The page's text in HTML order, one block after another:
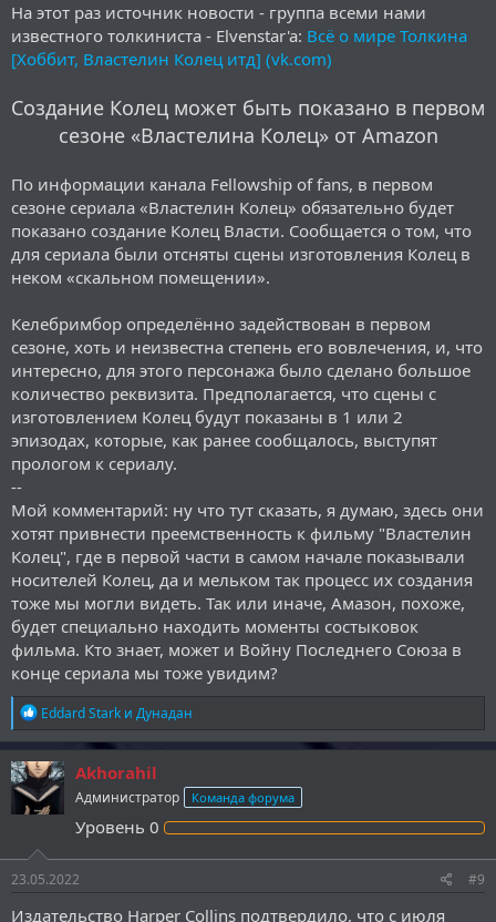
На этот раз источник новости - группа всеми нами
известного толкиниста - Elvenstar'a: Всё о мире Толкина
[Хоббит, Властелин Колец итд] (vk.com)
Создание Колец может быть показано в первом
сезоне «Властелина Колец» от Amazon
По информации канала Fellowship of fans, в первом
сезоне сериала «Властелин Колец» обязательно будет
показано создание Колец Власти. Сообщается о том, что
для сериала были отсняты сцены изготовления Колец в
неком «скальном помещении».
Келебримбор определённо задействован в первом
сезоне, хоть и неизвестна степень его вовлечения, и, что
интересно, для этого персонажа было сделано большое
количество реквизита. Предполагается, что сцены с
изготовлением Колец будут показаны в 1 или 2
эпизодах, которые, как ранее сообщалось, выступят
прологом к сериалу.
--
Мой комментарий: ну что тут сказать, я думаю, здесь они
хотят привнести преемственность к фильму "Властелин
Колец", где в первой части в самом начале показывали
носителей Колец, да и мельком так процесс их создания
тоже мы могли видеть. Так или иначе, Амазон, похоже,
будет специально находить моменты состыковок
фильма. Кто знает, может и Войну Последнего Союза в
конце сериала мы тоже увидим?
Р
е
а
к
ц
и
и
Eddard Stark и Дунадан
Akhorahil
Администратор Команда форума
Уровень 0
23.05.2022 #9
Издательство Harper Collins подтвердило, что с июля